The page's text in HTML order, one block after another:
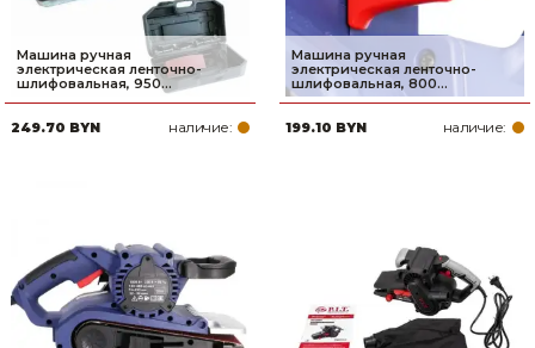
Машина ручная
электрическая ленточно-
шлифовальная, 950...
249.70 BYN наличие:
Машина ручная
электрическая ленточно-
шлифовальная, 800...
199.10 BYN наличие: